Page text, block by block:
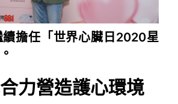
續擔任「世界心臟日2020星
力營造護心環境